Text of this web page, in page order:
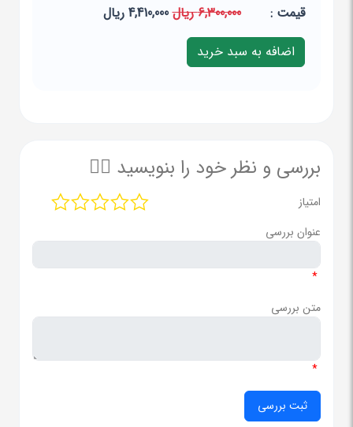
قيمت :
6,300,000 ریال 4,410,000 ریال
بررسی و نظر خود را بنویسید ✍🏻
امتیاز
عنوان بررسی
*
متن بررسی
*